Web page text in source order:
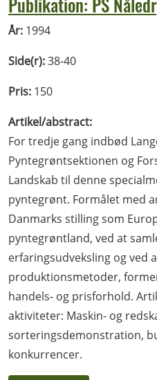
År: 1994
Side(r):38-40
Pris: 150
Artikel/abstract:
For tredje gang indbød
Pyntegrøntsektionen og
Landskab til denne
pyntegrønt. Formålet med
Danmarks stilling som
pyntegrøntland, ved at
erfaringsudveksling og ved
produktionsmetoder,
handels- og prisforhold.
aktiviteter: Maskin- og
sorteringsdemonstration,
konkurrencer.